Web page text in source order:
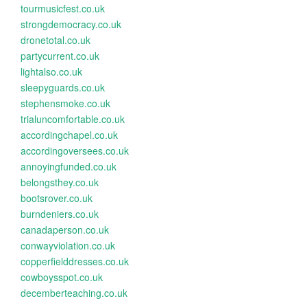
tourmusicfest.co.uk
strongdemocracy.co.uk
dronetotal.co.uk
partycurrent.co.uk
lightalso.co.uk
sleepyguards.co.uk
stephensmoke.co.uk
trialuncomfortable.co.uk
accordingchapel.co.uk
accordingoversees.co.uk
annoyingfunded.co.uk
belongsthey.co.uk
bootsrover.co.uk
burndeniers.co.uk
canadaperson.co.uk
conwayviolation.co.uk
copperfielddresses.co.uk
cowboysspot.co.uk
decemberteaching.co.uk